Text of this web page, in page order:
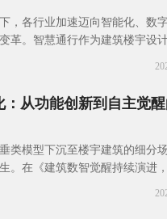
，各行业加速迈向智能化、数
革。智慧通行作为建筑楼宇设
从功能创新到自主觉
类模型下沉至楼宇建筑的细分
。在《建筑数智觉醒持续演进